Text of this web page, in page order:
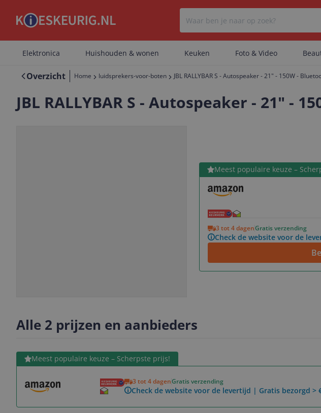
Er zijn geen
Er zijn geen
Elektronica Huishouden & wonen Keuken Foto & Video
Overzicht Home luidsprekers-voor-boten JBL RALLYBAR S - Autospeaker - 21" - 150W -
JBL RALLYBAR S - Autospeaker - 21" -
Meest populaire keuze –
3 tot 4 dagenGratis verzending
Check de website voor de
Bekijk product
Alle 2 prijzen en aanbieders
Meest populaire keuze – Scherpste prijs!
3 tot 4 dagenGratis verzending
Check de website voor de levertijd | Gratis bezorgd >
Bekijk product